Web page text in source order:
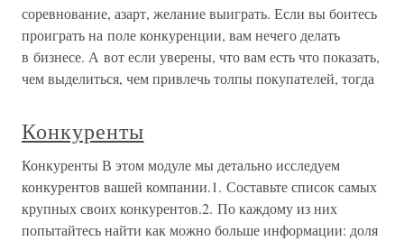
соревнование, азарт, желание выиграть. Если вы боитесь
проиграть на поле конкуренции, вам нечего делать
в бизнесе. А вот если уверены, что вам есть что показать,
чем выделиться, чем привлечь толпы покупателей, тогда
Конкуренты
Конкуренты В этом модуле мы детально исследуем
конкурентов вашей компании.1. Составьте список самых
крупных своих конкурентов.2. По каждому из них
попытайтесь найти как можно больше информации: доля